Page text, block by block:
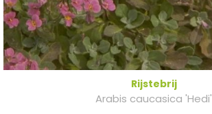
Rijstebrij
Arabis caucasica 'Hedi'